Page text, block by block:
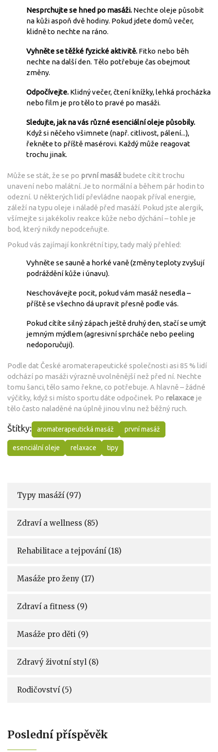
Nesprchujte se hned po masáži. Nechte oleje působit
na kůži aspoň dvě hodiny. Pokud jdete domů večer,
klidně to nechte na ráno.
Vyhněte se těžké fyzické aktivitě. Fitko nebo běh
nechte na další den. Tělo potřebuje čas obejmout
změny.
Odpočívejte. Klidný večer, čtení knížky, lehká procházka
nebo film je pro tělo to pravé po masáži.
Sledujte, jak na vás různé esenciální oleje působily.
Když si něčeho všimnete (např. citlivost, pálení...),
řekněte to příště masérovi. Každý může reagovat
trochu jinak.
Může se stát, že se po první masáž budete cítit trochu
unavení nebo malátní. Je to normální a během pár hodin to
odezní. U některých lidí převládne naopak příval energie,
záleží na typu oleje i náladě před masáží. Pokud jste alergik,
všímejte si jakékoliv reakce kůže nebo dýchání – tohle je
bod, který nikdy nepodceňujte.
Pokud vás zajímají konkrétní tipy, tady malý přehled:
Vyhněte se sauně a horké vaně (změny teploty zvyšují
podráždění kůže i únavu).
Neschovávejte pocit, pokud vám masáž nesedla –
příště se všechno dá upravit přesně podle vás.
Pokud cítíte silný zápach ještě druhý den, stačí se umýt
jemným mýdlem (agresivní sprcháče nebo peeling
nedoporučuji).
Podle dat České aromaterapeutické společnosti asi 85 % lidí
odchází po masáži výrazně uvolněnější než před ní. Nechte
tomu šanci, tělo samo řekne, co potřebuje. A hlavně – žádné
výčitky, když si místo sportu dáte odpočinek. Po relaxace je
tělo často naladěné na úplně jinou vlnu než běžný ruch.
Štítky: aromaterapeutická masáž první masáž
esenciální oleje relaxace tipy
Typy masáží (97)
Zdraví a wellness (85)
Rehabilitace a tejpování (18)
Masáže pro ženy (17)
Zdraví a fitness (9)
Masáže pro děti (9)
Zdravý životní styl (8)
Rodičovství (5)
Poslední příspěvěk